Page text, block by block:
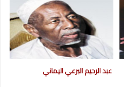
عبد الرحيم البرعي اليماني